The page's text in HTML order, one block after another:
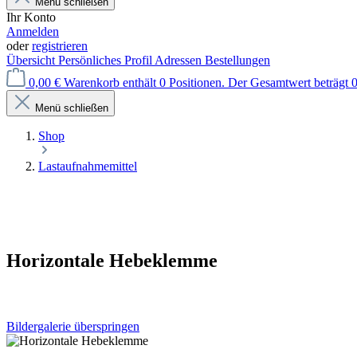
Ihr Konto
Anmelden
oderregistrieren
Übersicht Persönliches Profil Adressen Bestellungen
0,00 € Warenkorb enthält 0 Positionen. Der Gesamtwert beträgt
Menü schließen
Shop
Lastaufnahmemittel
Horizontale Hebeklemme
Bildergalerie überspringen